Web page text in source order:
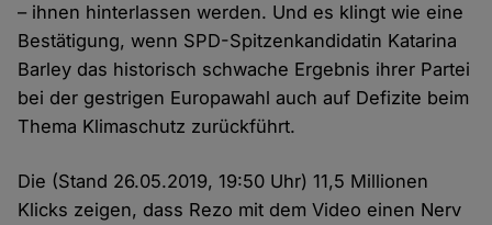
– ihnen hinterlassen werden. Und es klingt wie eine
Bestätigung, wenn SPD-Spitzenkandidatin Katarina
Barley das historisch schwache Ergebnis ihrer Partei
bei der gestrigen Europawahl auch auf Defizite beim
Thema Klimaschutz zurückführt.
Die (Stand 26.05.2019, 19:50 Uhr) 11,5 Millionen
Klicks zeigen, dass Rezo mit dem Video einen Nerv